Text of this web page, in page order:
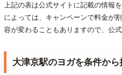
上記の表は公式サイトに記載の情報
によっては、キャンペーンで料金が
容が変わることもありますので、公
大津京駅のヨガを条件から